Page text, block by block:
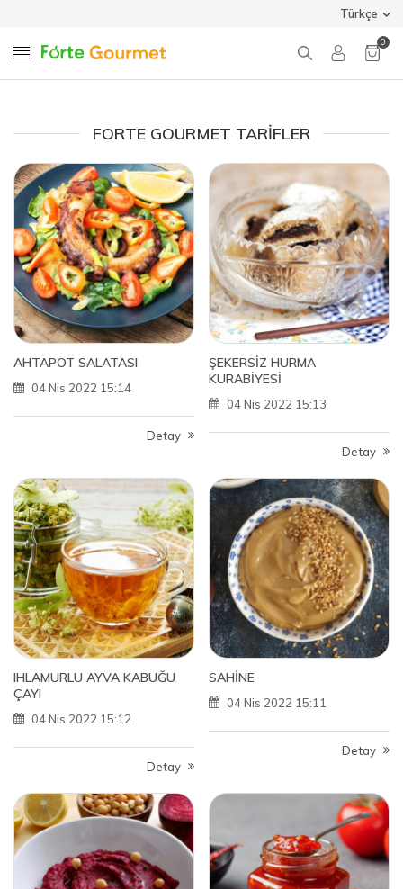
Türkçe
0
FORTE GOURMET TARIFLER
AHTAPOT SALATASI
04 Nis 2022 15:14
Detay
ŞEKERSİZ HURMA
KURABİYESİ
04 Nis 2022 15:13
Detay
IHLAMURLU AYVA KABUĞU
ÇAYI
04 Nis 2022 15:12
Detay
SAHİNE
04 Nis 2022 15:11
Detay